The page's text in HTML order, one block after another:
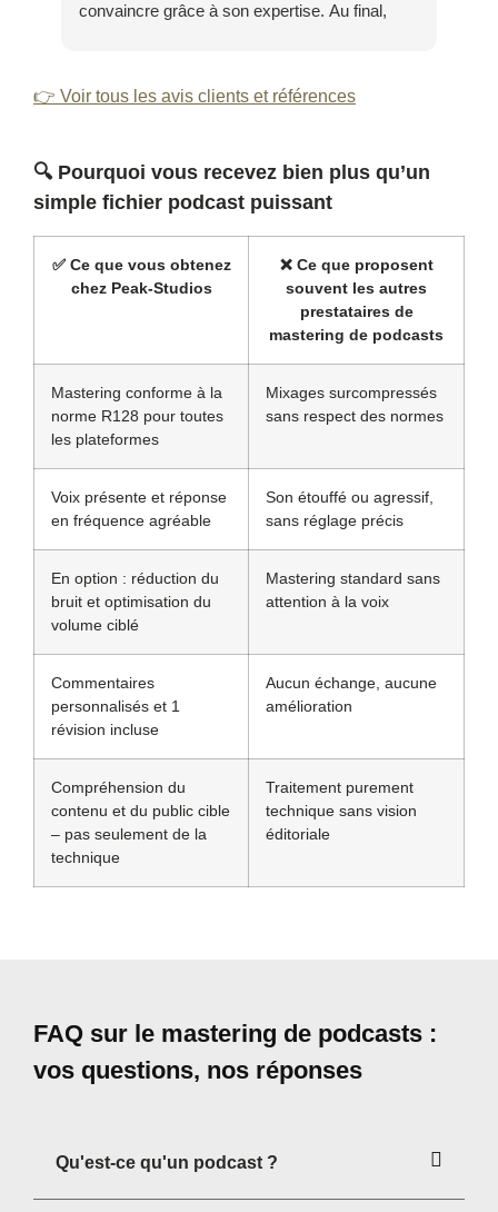
convaincre grâce à son expertise. Au final,
👉 Voir tous les avis clients et références
🔍 Pourquoi vous recevez bien plus qu’un
simple fichier podcast puissant
✅ Ce que vous obtenez
chez Peak-Studios
❌ Ce que proposent
souvent les autres
prestataires de
mastering de podcasts
Mastering conforme à la
norme R128 pour toutes
les plateformes
Mixages surcompressés
sans respect des normes
Voix présente et réponse
en fréquence agréable
Son étouffé ou agressif,
sans réglage précis
En option : réduction du
bruit et optimisation du
volume ciblé
Mastering standard sans
attention à la voix
Commentaires
personnalisés et 1
révision incluse
Aucun échange, aucune
amélioration
Compréhension du
contenu et du public cible
– pas seulement de la
technique
Traitement purement
technique sans vision
éditoriale
FAQ sur le mastering de podcasts :
vos questions, nos réponses
Qu'est-ce qu'un podcast ?